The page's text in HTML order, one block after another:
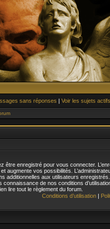
sans réponses | Voir les sujets actifs
être enregistré pour vous connecter.
augmente vos possibilités.
additionnelles aux utilisateurs
connaissance de nos conditions
lire tout le règlement du forum.
Conditions d’utilisation |